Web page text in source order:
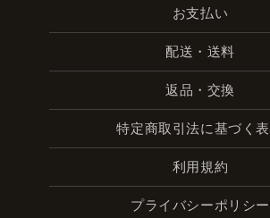
お支払い
配送・送料
返品・交換
特定商取引法に基づく
利用規約
プライバシーポリシー